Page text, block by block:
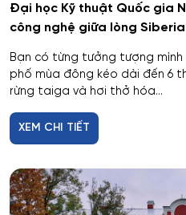
Hóa học, Vật lý và Cơ học
Hóa nông và khoa học đất
Hóa sinh y học
Hệ thống an ninh thông tin
Đại học Kỹ thuật Quốc gia
công nghệ giữa lòng Siberia
Bạn có từng tưởng tượng
phố mùa đông kéo dài đến 6
rừng taiga và hơi thở hóa...
XEM CHI TIẾT